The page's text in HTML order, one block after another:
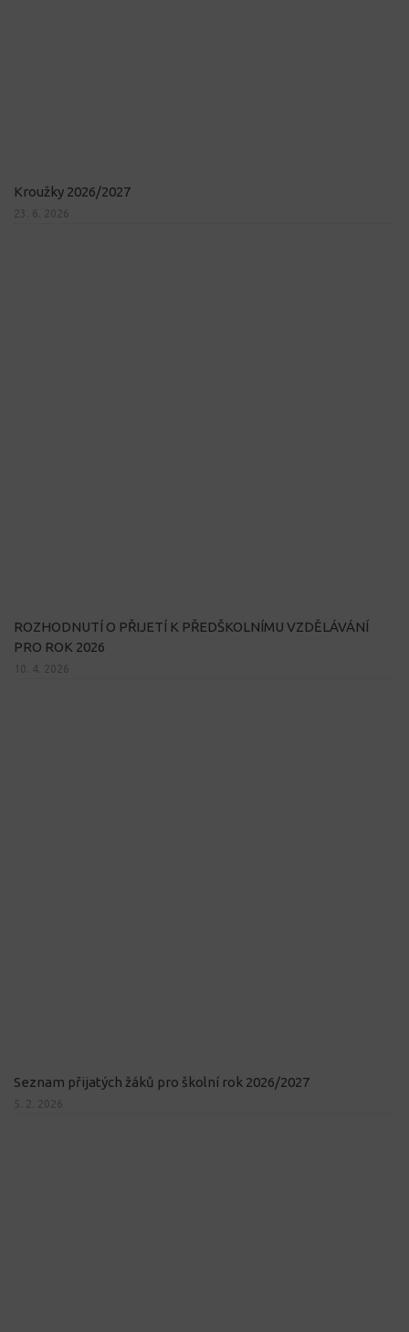
Kroužky 2026/2027
23. 6. 2026
ROZHODNUTÍ O PŘIJETÍ K PŘEDŠKOLNÍMU VZDĚLÁVÁNÍ
PRO ROK 2026
10. 4. 2026
Seznam přijatých žáků pro školní rok 2026/2027
5. 2. 2026